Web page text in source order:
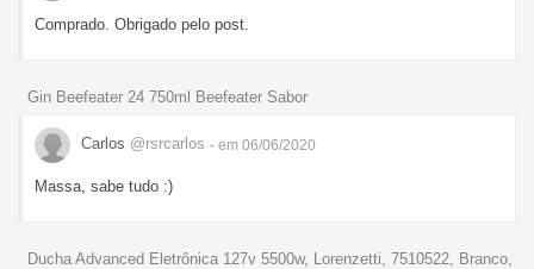
Comprado. Obrigado pelo post.
Gin Beefeater 24 750ml Beefeater Sabor
Carlos @rsrcarlos - em 06/06/2020
Massa, sabe tudo :)
Ducha Advanced Eletrônica 127v 5500w, Lorenzetti, 7510522, Branco,